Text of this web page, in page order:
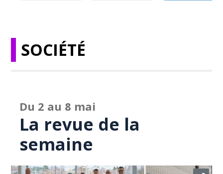
SOCIÉTÉ
Du 2 au 8 mai
La revue de la
semaine